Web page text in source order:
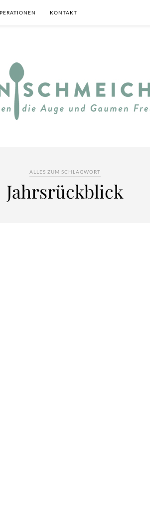
KONTAKT
ALLES ZUM SCHLAGWORT
Jahrsrückblick